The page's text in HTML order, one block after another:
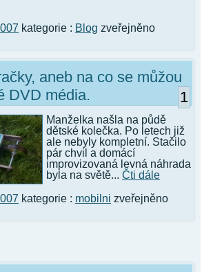
kategorie : Blog zveřejněno
aneb na co se můžou
DVD média.
1
Manželka našla na půdě
dětské kolečka. Po letech již
ale nebyly kompletní. Stačilo
pár chvil a domácí
improvizovaná levná náhrada
byla na světě... Čti dále
kategorie : mobilni zveřejněno